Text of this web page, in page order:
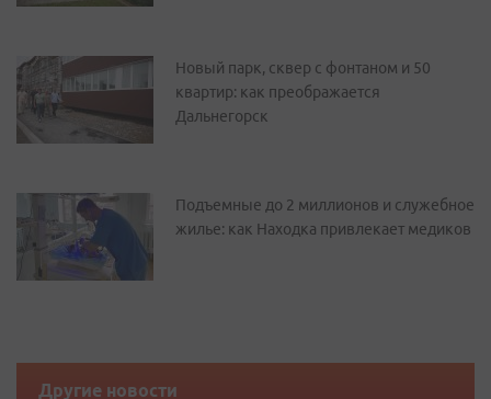
Новый парк, сквер с фонтаном и 50
квартир: как преображается
Дальнегорск
Подъемные до 2 миллионов и служебное
жилье: как Находка привлекает медиков
Другие новости